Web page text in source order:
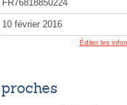
FR76818850224
10 février 2016
Éditer les